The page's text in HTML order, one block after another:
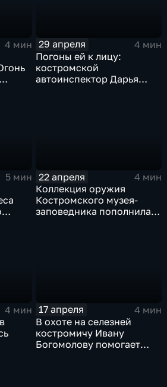
4 мин
29 апреля
4 мин
Погоны ей к лицу:
костромской
автоинспектор Дарья
5 мин
22 апреля
4 мин
Коллекция оружия
Костромского музея-
заповедника пополнилась
4 мин
17 апреля
4 мин
В охоте на селезней
костромичу Ивану
Богомолову помогает